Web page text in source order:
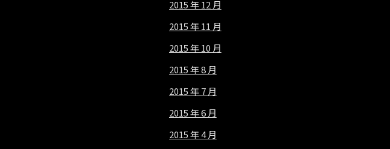
2015 年 12 月
2015 年 11 月
2015 年 10 月
2015 年 8 月
2015 年 7 月
2015 年 6 月
2015 年 4 月